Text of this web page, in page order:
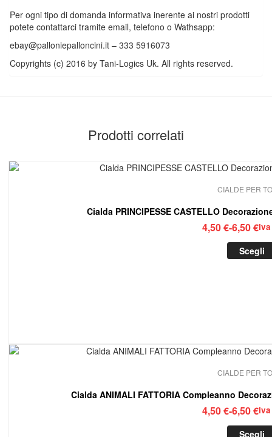
Per ogni tipo di domanda informativa inerente ai nostri prodotti
potete contattarci tramite email, telefono o Wathsapp:
ebay@palloniepalloncini.it – 333 5916073
Copyrights (c) 2016 by Tani-Logics Uk. All rights reserved.
Prodotti correlati
CIALDE PER
Cialda PRINCIPESSE CASTELLO
4,50€-6,50€
di
Scegli
CIALDE PER
Cialda ANIMALI FATTORIA Compleanno
4,50€-6,50€
di
Scegli